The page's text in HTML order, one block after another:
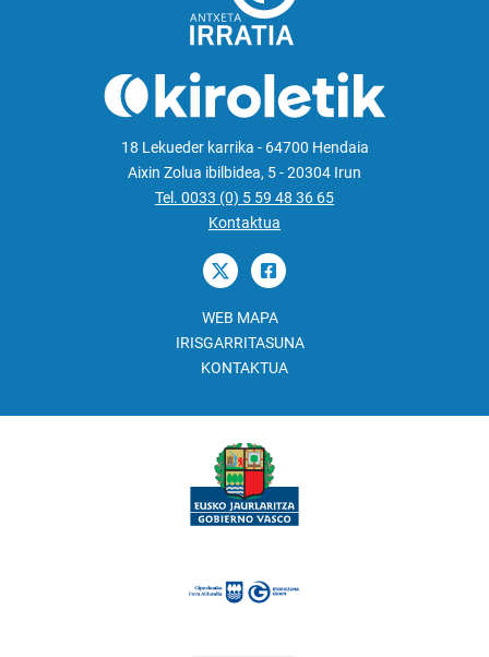
18 Lekueder karrika - 64700 Hendaia
Aixin Zolua ibilbidea, 5 - 20304 Irun
Tel. 0033 (0) 5 59 48 36 65
Kontaktua
WEB MAPA
IRISGARRITASUNA
KONTAKTUA